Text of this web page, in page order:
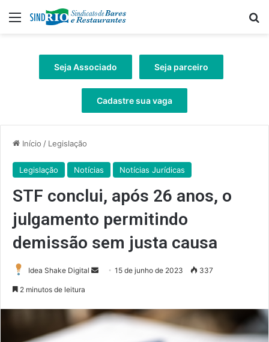
Menu
Seja Associado Seja parceiro
Cadastre sua vaga
Início / Legislação
Legislação Notícias Notícias Jurídicas
STF conclui, após 26 anos, o
julgamento permitindo
demissão sem justa causa
Idea Shake Digital
Mande
mail
15 de junho de 2023 337
2 minutos de leitura